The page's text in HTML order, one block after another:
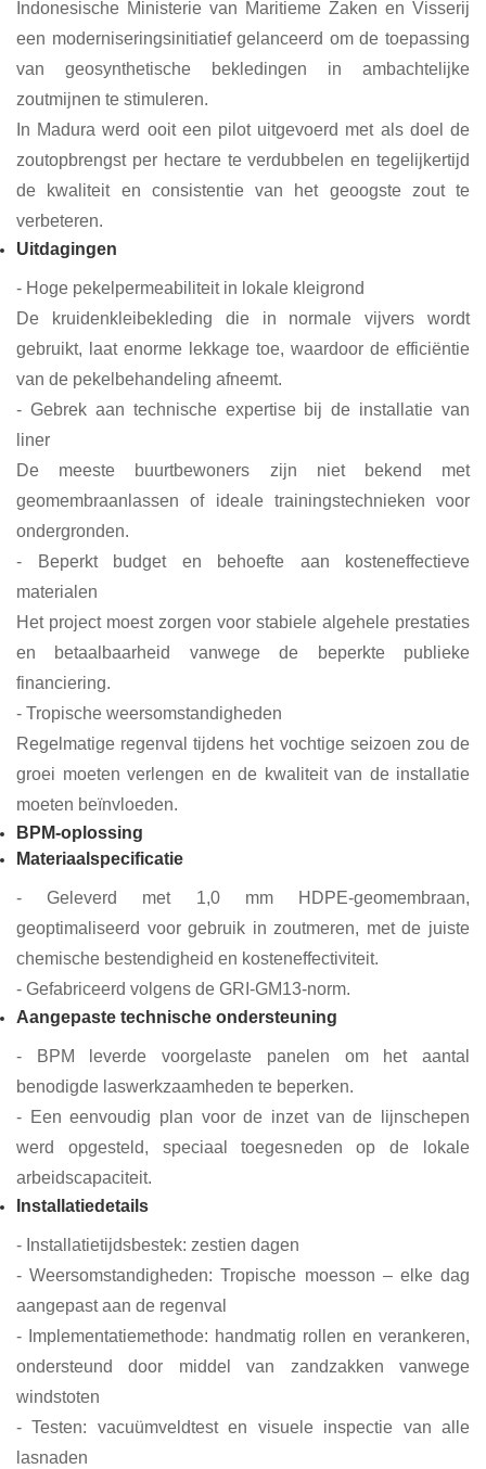
Indonesische Ministerie van Maritieme Zaken en Visserij
een moderniseringsinitiatief gelanceerd om de toepassing
van geosynthetische bekledingen in ambachtelijke
zoutmijnen te stimuleren.
In Madura werd ooit een pilot uitgevoerd met als doel de
zoutopbrengst per hectare te verdubbelen en tegelijkertijd
de kwaliteit en consistentie van het geoogste zout te
verbeteren.
Uitdagingen
- Hoge pekelpermeabiliteit in lokale kleigrond
De kruidenkleibekleding die in normale vijvers wordt
gebruikt, laat enorme lekkage toe, waardoor de efficiëntie
van de pekelbehandeling afneemt.
- Gebrek aan technische expertise bij de installatie van
liner
De meeste buurtbewoners zijn niet bekend met
geomembraanlassen of ideale trainingstechnieken voor
ondergronden.
- Beperkt budget en behoefte aan kosteneffectieve
materialen
Het project moest zorgen voor stabiele algehele prestaties
en betaalbaarheid vanwege de beperkte publieke
financiering.
- Tropische weersomstandigheden
Regelmatige regenval tijdens het vochtige seizoen zou de
groei moeten verlengen en de kwaliteit van de installatie
moeten beïnvloeden.
BPM-oplossing
Materiaalspecificatie
- Geleverd met 1,0 mm HDPE-geomembraan,
geoptimaliseerd voor gebruik in zoutmeren, met de juiste
chemische bestendigheid en kosteneffectiviteit.
- Gefabriceerd volgens de GRI-GM13-norm.
Aangepaste technische ondersteuning
- BPM leverde voorgelaste panelen om het aantal
benodigde laswerkzaamheden te beperken.
- Een eenvoudig plan voor de inzet van de lijnschepen
werd opgesteld, speciaal toegesneden op de lokale
arbeidscapaciteit.
Installatiedetails
- Installatietijdsbestek: zestien dagen
- Weersomstandigheden: Tropische moesson – elke dag
aangepast aan de regenval
- Implementatiemethode: handmatig rollen en verankeren,
ondersteund door middel van zandzakken vanwege
windstoten
- Testen: vacuümveldtest en visuele inspectie van alle
lasnaden